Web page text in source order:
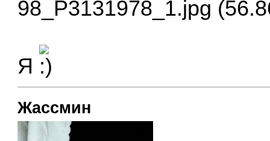
98_P3131978_1.jpg
Я
Жассмин